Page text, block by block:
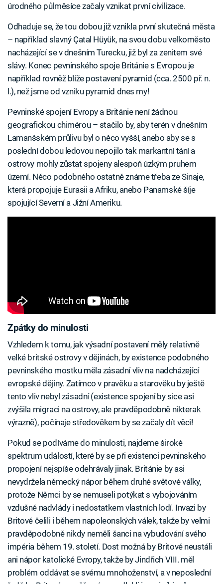
úrodného půlměsíce začaly vznikat první civilizace.
Odhaduje se, že tou dobou již vznikla první skutečná města
– například slavný Çatal Hüyük, na svou dobu velkoměsto
nacházející se v dnešním Turecku, již byl za zenitem své
slávy. Konec pevninského spoje Británie s Evropou je
například rovněž blíže postavení pyramid (cca. 2500 př. n.
l.), než jsme od vzniku pyramid dnes my!
Pevninské spojení Evropy a Británie není žádnou
geografickou chimérou – stačilo by, aby terén v dnešním
Lamanšském průlivu byl o něco vyšší, anebo aby se s
poslední dobou ledovou nepojilo tak markantní tání a
ostrovy mohly zůstat spojeny alespoň úzkým pruhem
území. Něco podobného ostatně známe třeba ze Sinaje,
která propojuje Eurasii a Afriku, anebo Panamské šíje
spojující Severní a Jižní Ameriku.
Zpátky do minulosti
Vzhledem k tomu, jak výsadní postavení měly relativně
velké britské ostrovy v dějinách, by existence podobného
pevninského mostku měla zásadní vliv na nadcházející
evropské dějiny. Zatímco v pravěku a starověku by ještě
tento vliv nebyl zásadní (existence spojení by sice asi
zvýšila migraci na ostrovy, ale pravděpodobně nikterak
výrazně), počínaje středověkem by se začaly dít věci!
Pokud se podíváme do minulosti, najdeme široké
spektrum událostí, které by se při existenci pevninského
propojení nejspíše odehrávaly jinak. Británie by asi
nevydržela německý nápor během druhé světové války,
protože Němci by se nemuseli potýkat s vybojováním
vzdušné nadvlády i nedostatkem vlastních lodí. Invazi by
Britové čelili i během napoleonských válek, takže by velmi
pravděpodobně nikdy neměli šanci na vybudování svého
impéria během 19. století. Dost možná by Britové neustáli
ani nápor katolické Evropy, takže by Jindřich VIII. měl
problém oddávat se svému mnohoženství, a v neposlední